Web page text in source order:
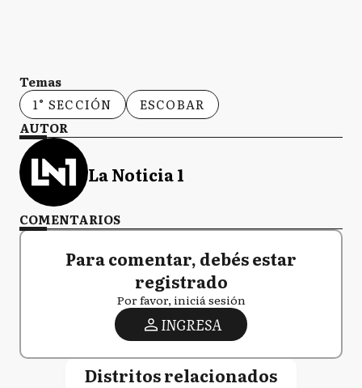
Temas
1° SECCIÓN
ESCOBAR
AUTOR
La Noticia 1
COMENTARIOS
Para comentar, debés estar
registrado
Por favor, iniciá sesión
INGRESA
Distritos relacionados